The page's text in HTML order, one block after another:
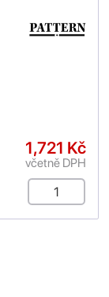
1,721 Kč
včetně DPH